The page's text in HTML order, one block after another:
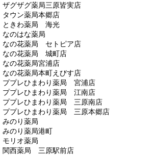
ザグザグ薬局三原皆実店
タウン薬局本郷店
ときわ薬局 海光
なのはな薬局
なの花薬局 セトピア店
なの花薬局 城町店
なの花薬局宮浦店
なの花薬局本町えびす店
ププレひまわり薬局 宮浦店
ププレひまわり薬局 江南店
ププレひまわり薬局 三原南店
ププレひまわり薬局 三原本郷店
みのり薬局
みのり薬局港町
モリオ薬局
関西薬局 三原駅前店